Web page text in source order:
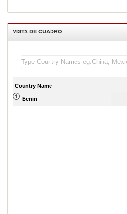
VISTA DE CUADRO
Country Name
Benin